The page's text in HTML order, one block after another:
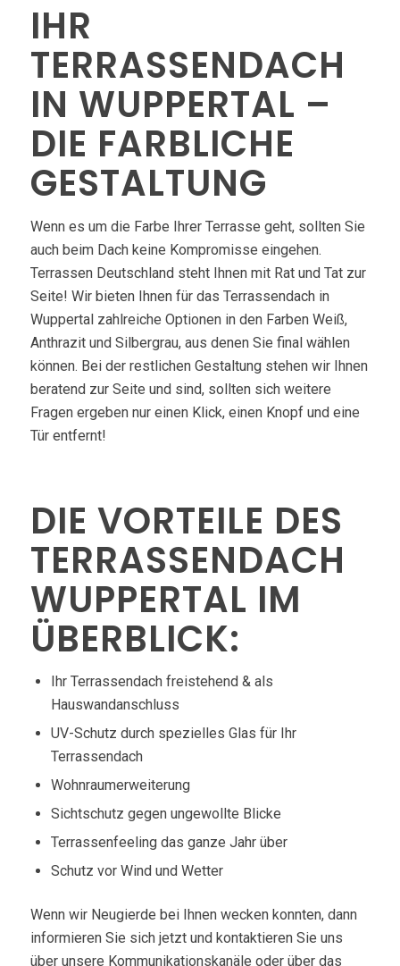
IHR
TERRASSENDACH
IN WUPPERTAL –
DIE FARBLICHE
GESTALTUNG
Wenn es um die Farbe Ihrer Terrasse geht, sollten Sie
auch beim Dach keine Kompromisse eingehen.
Terrassen Deutschland steht Ihnen mit Rat und Tat zur
Seite! Wir bieten Ihnen für das Terrassendach in
Wuppertal zahlreiche Optionen in den Farben Weiß,
Anthrazit und Silbergrau, aus denen Sie final wählen
können. Bei der restlichen Gestaltung stehen wir Ihnen
beratend zur Seite und sind, sollten sich weitere
Fragen ergeben nur einen Klick, einen Knopf und eine
Tür entfernt!
DIE VORTEILE DES
TERRASSENDACH
WUPPERTAL IM
ÜBERBLICK:
Ihr Terrassendach freistehend & als
Hauswandanschluss
UV-Schutz durch spezielles Glas für Ihr
Terrassendach
Wohnraumerweiterung
Sichtschutz gegen ungewollte Blicke
Terrassenfeeling das ganze Jahr über
Schutz vor Wind und Wetter
Wenn wir Neugierde bei Ihnen wecken konnten, dann
informieren Sie sich jetzt und kontaktieren Sie uns
über unsere Kommunikationskanäle oder über das